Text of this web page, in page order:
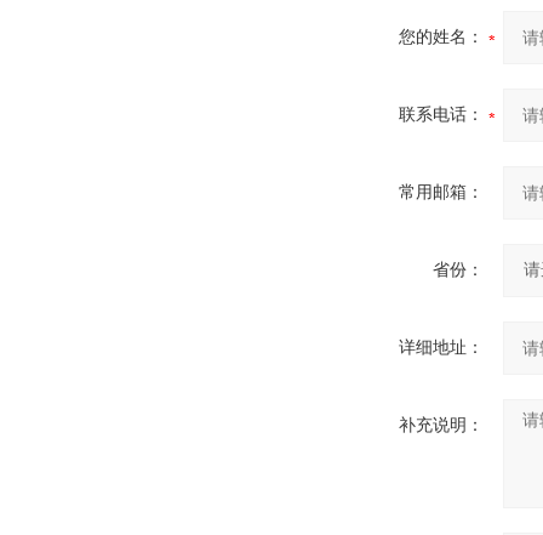
您的姓名：
联系电话：
常用邮箱：
省份：
详细地址：
补充说明：